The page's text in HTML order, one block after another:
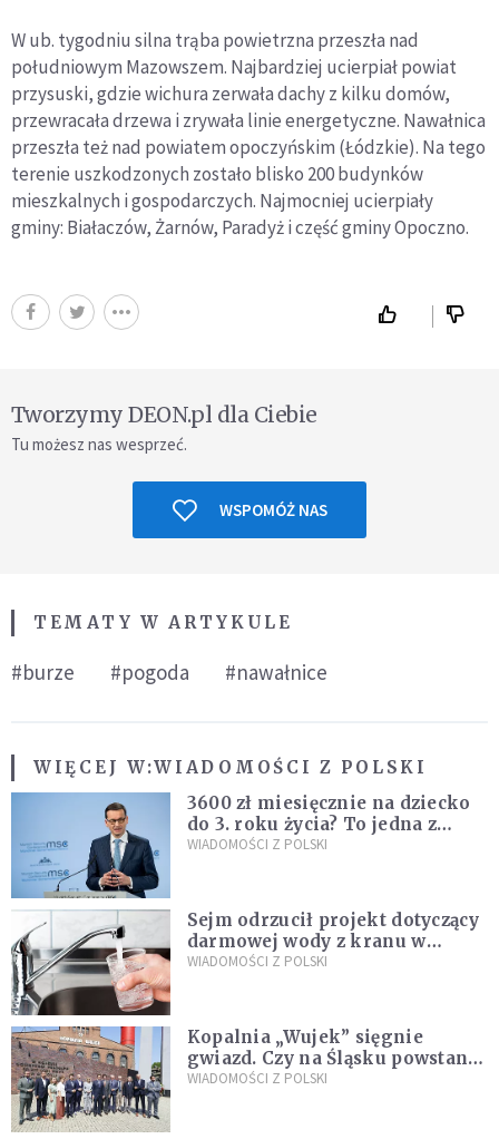
W ub. tygodniu silna trąba powietrzna przeszła nad
południowym Mazowszem. Najbardziej ucierpiał powiat
przysuski, gdzie wichura zerwała dachy z kilku domów,
przewracała drzewa i zrywała linie energetyczne. Nawałnica
przeszła też nad powiatem opoczyńskim (Łódzkie). Na tego
terenie uszkodzonych zostało blisko 200 budynków
mieszkalnych i gospodarczych. Najmocniej ucierpiały
gminy: Białaczów, Żarnów, Paradyż i część gminy Opoczno.
Tworzymy DEON.pl dla Ciebie
Tu możesz nas wesprzeć.
WSPOMÓŻ NAS
TEMATY W ARTYKULE
#burze #pogoda #nawałnice
WIĘCEJ W:WIADOMOŚCI Z POLSKI
3600 zł miesięcznie na dziecko
do 3. roku życia? To jedna z
propozycji programu "Rozwój
WIADOMOŚCI Z POLSKI
Sejm odrzucił projekt dotyczący
darmowej wody z kranu w
restauracjach
WIADOMOŚCI Z POLSKI
Kopalnia „Wujek” sięgnie
gwiazd. Czy na Śląsku powstanie
„Dolina Krzemowa”?
WIADOMOŚCI Z POLSKI